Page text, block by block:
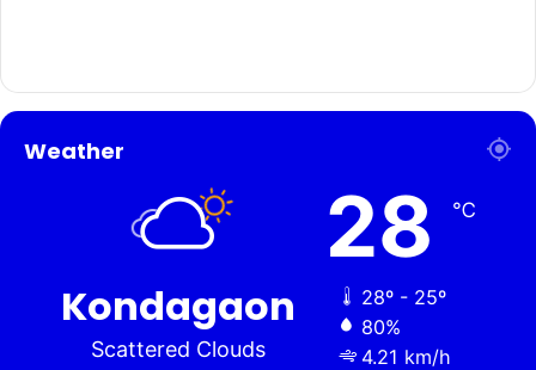
Weather
Kondagaon
Scattered Clouds
28 ℃
28º - 25º
80%
4.21 km/h